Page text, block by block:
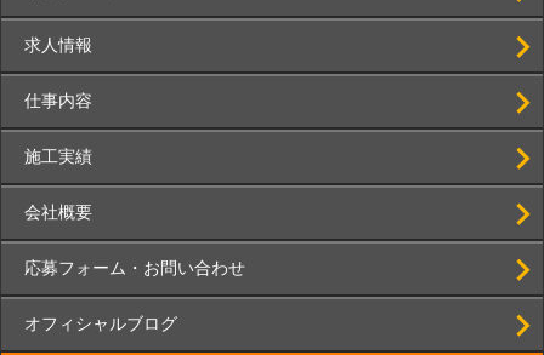
求人情報
仕事内容
施工実績
会社概要
応募フォーム・お問い合わせ
オフィシャルブログ